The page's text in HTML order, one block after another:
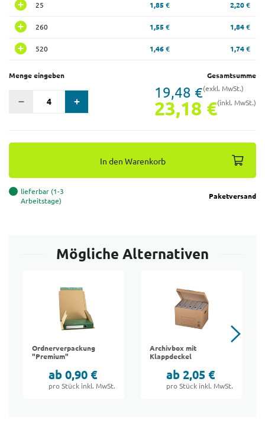
25 1,85 € 2,20 €
260 1,55 € 1,84 €
520 1,46 € 1,74 €
Menge eingeben Gesamtsumme
19,48 €(exkl. MwSt.)
23,18 €(inkl. MwSt.)
In den Warenkorb
lieferbar (1-3
Arbeitstage)
Paketversand
Mögliche Alternativen
Ordnerverpackung
"Premium"
ab 0,90 €
pro Stück inkl. MwSt.
Archivbox mit
Klappdeckel
ab 2,05 €
pro Stück inkl. MwSt.